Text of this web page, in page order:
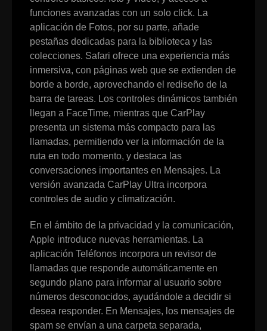
funciones avanzadas con un solo click. La
aplicación de Fotos, por su parte, añade
pestañas dedicadas para la biblioteca y las
colecciones. Safari ofrece una experiencia más
inmersiva, con páginas web que se extienden de
borde a borde, aprovechando el rediseño de la
barra de tareas. Los controles dinámicos también
llegan a FaceTime, mientras que CarPlay
presenta un sistema más compacto para las
llamadas, permitiendo ver la información de la
ruta en todo momento, y destaca las
conversaciones importantes en Mensajes. La
versión avanzada CarPlay Ultra incorpora
controles de audio y climatización.
En el ámbito de la privacidad y la comunicación,
Apple introduce nuevas herramientas. La
aplicación Teléfonos incorpora un revisor de
llamadas que responde automáticamente en
segundo plano para informar al usuario sobre
números desconocidos, ayudándole a decidir si
desea responder. En Mensajes, los mensajes de
spam se envían a una carpeta separada,